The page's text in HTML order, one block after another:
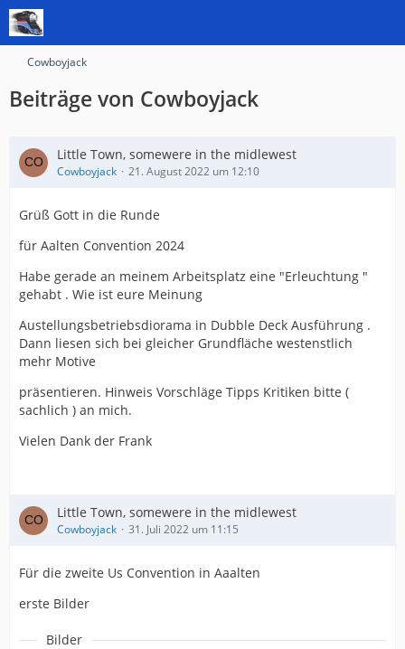
Cowboyjack
Beiträge von Cowboyjack
Little Town, somewere in the midlewest
Cowboyjack 21. August 2022 um 12:10
Grüß Gott in die Runde
für Aalten Convention 2024
Habe gerade an meinem Arbeitsplatz eine "Erleuchtung "
gehabt . Wie ist eure Meinung
Austellungsbetriebsdiorama in Dubble Deck Ausführung .
Dann liesen sich bei gleicher Grundfläche westenstlich
mehr Motive
präsentieren. Hinweis Vorschläge Tipps Kritiken bitte (
sachlich ) an mich.
Vielen Dank der Frank
Little Town, somewere in the midlewest
Cowboyjack 31. Juli 2022 um 11:15
Für die zweite Us Convention in Aaalten
erste Bilder
Bilder